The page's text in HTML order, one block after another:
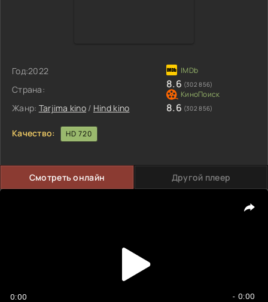
Год:2022
Страна:
Жанр: Tarjima kino / Hind kino
8.6 (302 856)
8.6 (302 856)
Качество: HD 720
Смотреть онлайн Другой плеер
0:00 - 0:00